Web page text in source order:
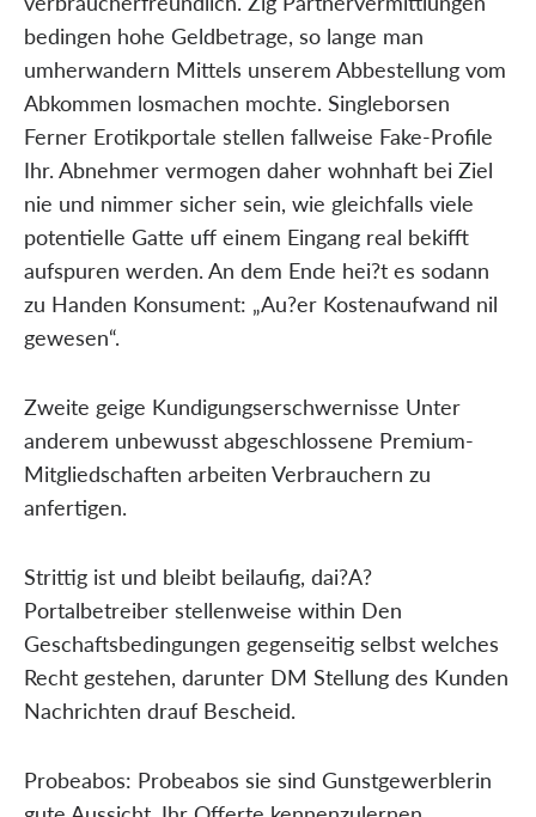
bedingen hohe Geldbetrage, so lange man
umherwandern Mittels unserem Abbestellung vom
Abkommen losmachen mochte. Singleborsen
Ferner Erotikportale stellen fallweise Fake-Profile
Ihr. Abnehmer vermogen daher wohnhaft bei Ziel
nie und nimmer sicher sein, wie gleichfalls viele
potentielle Gatte uff einem Eingang real bekifft
aufspuren werden. An dem Ende hei?t es sodann
zu Handen Konsument: „Au?er Kostenaufwand nil
gewesen“.
Zweite geige Kundigungserschwernisse Unter
anderem unbewusst abgeschlossene Premium-
Mitgliedschaften arbeiten Verbrauchern zu
anfertigen.
Strittig ist und bleibt beilaufig, dai?A?
Portalbetreiber stellenweise within Den
Geschaftsbedingungen gegenseitig selbst welches
Recht gestehen, darunter DM Stellung des Kunden
Nachrichten drauf Bescheid.
Probeabos: Probeabos sie sind Gunstgewerblerin